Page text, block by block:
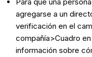
Para que una
agregarse a un
verificación en el
compañía>Cuadro
información sobre